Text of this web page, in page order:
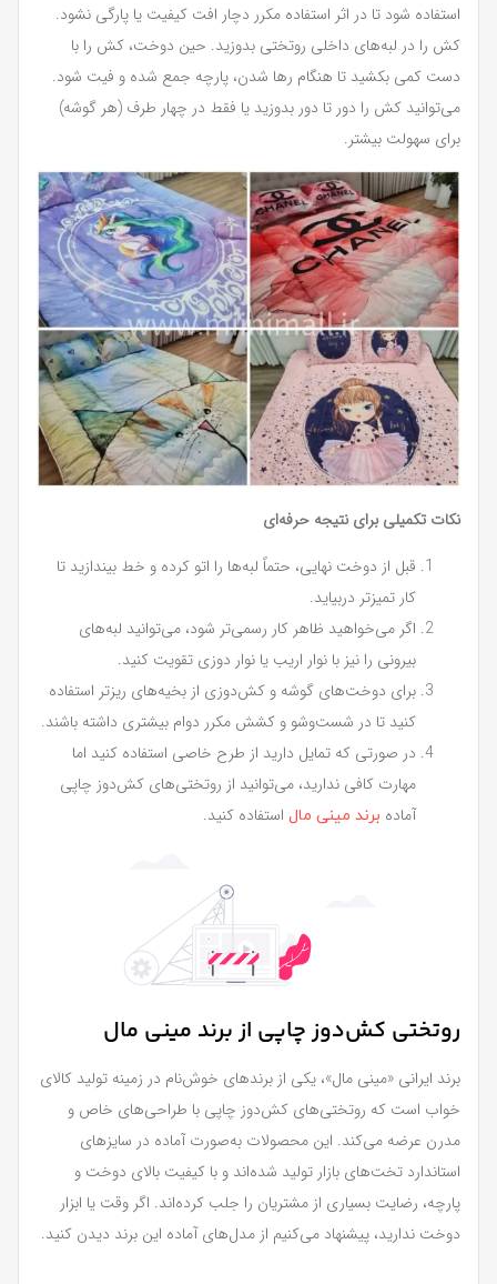
استفاده شود تا در اثر استفاده مکرر دچار افت کیفیت یا پارگی نشود.
کش را در لبه‌های داخلی روتختی بدوزید. حین دوخت، کش را با
دست کمی بکشید تا هنگام رها شدن، پارچه جمع شده و فیت شود.
می‌توانید کش را دور تا دور بدوزید یا فقط در چهار طرف (هر گوشه)
برای سهولت بیشتر.
نکات تکمیلی برای نتیجه حرفه‌ای
قبل از دوخت نهایی، حتماً لبه‌ها را اتو کرده و خط بیندازید تا
کار تمیزتر دربیاید.
اگر می‌خواهید ظاهر کار رسمی‌تر شود، می‌توانید لبه‌های
بیرونی را نیز با نوار اریب یا نوار دوزی تقویت کنید.
برای دوخت‌های گوشه و کش‌دوزی از بخیه‌های ریزتر استفاده
کنید تا در شست‌وشو و کشش مکرر دوام بیشتری داشته باشند.
در صورتی که تمایل دارید از طرح خاصی استفاده کنید اما
مهارت کافی ندارید، می‌توانید از روتختی‌های کش‌دوز چاپی
آماده برند مینی مال استفاده کنید.
روتختی کش‌دوز چاپی از برند مینی مال
برند ایرانی «مینی مال»، یکی از برندهای خوش‌نام در زمینه تولید کالای
خواب است که روتختی‌های کش‌دوز چاپی با طراحی‌های خاص و
مدرن عرضه می‌کند. این محصولات به‌صورت آماده در سایزهای
استاندارد تخت‌های بازار تولید شده‌اند و با کیفیت بالای دوخت و
پارچه، رضایت بسیاری از مشتریان را جلب کرده‌اند. اگر وقت یا ابزار
دوخت ندارید، پیشنهاد می‌کنیم از مدل‌های آماده این برند دیدن کنید.